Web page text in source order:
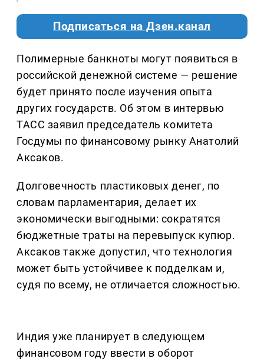
Подписаться на Дзен.канал
Полимерные банкноты могут появиться в
российской денежной системе — решение
будет принято после изучения опыта
других государств. Об этом в интервью
ТАСС заявил председатель комитета
Госдумы по финансовому рынку Анатолий
Аксаков.
Долговечность пластиковых денег, по
словам парламентария, делает их
экономически выгодными: сократятся
бюджетные траты на перевыпуск купюр.
Аксаков также допустил, что технология
может быть устойчивее к подделкам и,
судя по всему, не отличается сложностью.
Индия уже планирует в следующем
финансовом году ввести в оборот